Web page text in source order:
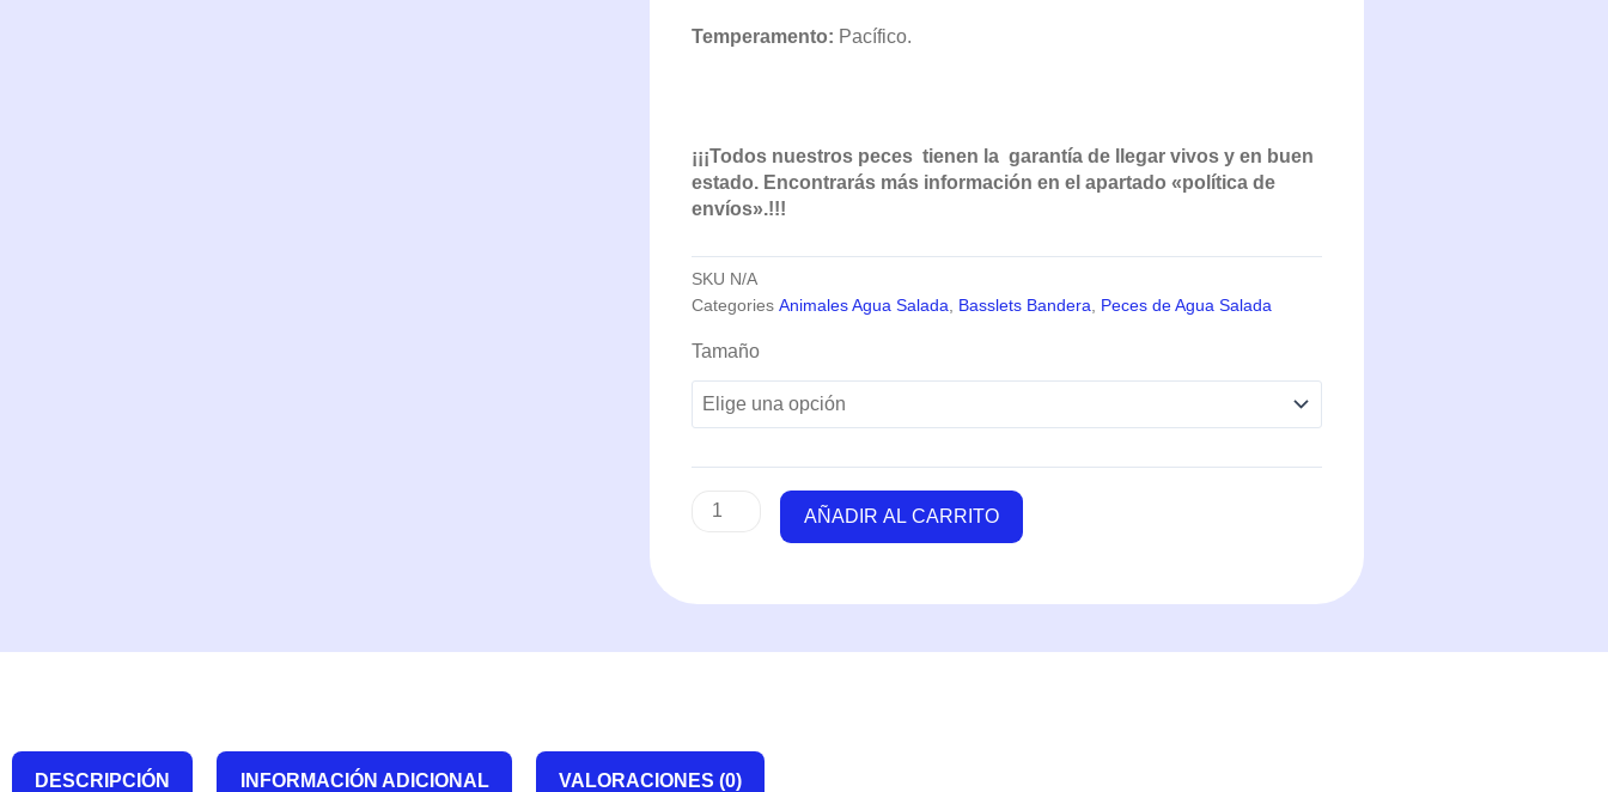
Temperamento: Pacífico.
¡¡¡Todos nuestros peces tienen la garantía de llegar vivos y en buen
estado. Encontrarás más información en el apartado «política de
envíos».!!!
SKU N/A
Categories Animales Agua Salada Basslets Bandera Peces de Agua Salada
Tamaño
Odontanthias
cantidad
AÑADIR AL CARRITO
DESCRIPCIÓN INFORMACIÓN ADICIONAL VALORACIONES (0)